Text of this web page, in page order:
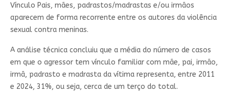
Vínculo Pais, mães, padrastos/madrastas e/ou irmãos
aparecem de forma recorrente entre os autores da violência
sexual contra meninas.
A análise técnica concluiu que a média do número de casos
em que o agressor tem vínculo familiar com mãe, pai, irmão,
irmã, padrasto e madrasta da vítima representa, entre 2011
e 2024, 31%, ou seja, cerca de um terço do total.